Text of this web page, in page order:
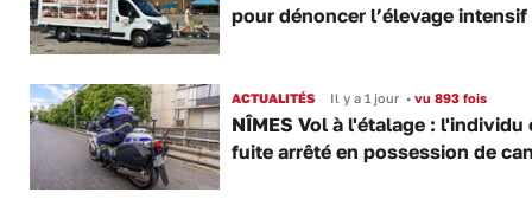
pour dénoncer l’élevage intensif
ACTUALITÉS Il y a 1 jour •vu 893 fois
NÎMES Vol à l'étalage : l'individu
fuite arrêté en possession de